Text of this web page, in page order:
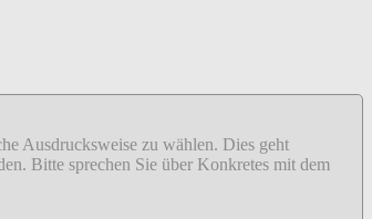
Ausdrucksweise zu wählen. Dies geht
Bitte sprechen Sie über Konkretes mit dem